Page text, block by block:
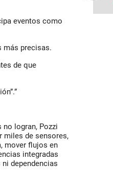
eventos como
más precisas.
de que
logran, Pozzi
miles de sensores,
mover flujos en
integradas
dependencias